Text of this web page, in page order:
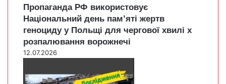
Пропаганда РФ використовує
Національний день пам’яті жертв
геноциду у Польщі для чергової хвилі х
розпалювання ворожнечі
12.07.2026